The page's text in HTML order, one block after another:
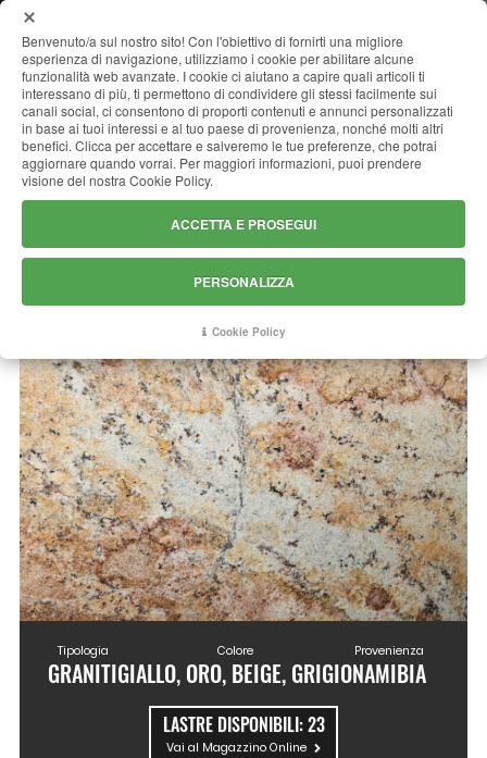
HARMONY GOLD
Tipologia
GRANITI
Colore
GIALLO, ORO, BEIGE, GRIGIO
Provenienza
NAMIBIA
LASTRE DISPONIBILI:23
Vai al Magazzino Online
Benvenuto/a sul nostro sito! Con l'obiettivo di fornirti una migliore
esperienza di navigazione, utilizziamo i cookie per abilitare alcune
funzionalità web avanzate. I cookie ci aiutano a capire quali articoli ti
interessano di più, ti permettono di condividere gli stessi facilmente sui
canali social, ci consentono di proporti contenuti e annunci personalizzati
in base ai tuoi interessi e al tuo paese di provenienza, nonché molti altri
benefici. Clicca per accettare e salveremo le tue preferenze, che potrai
aggiornare quando vorrai. Per maggiori informazioni, puoi prendere
visione del nostra Cookie Policy.
ACCETTA E PROSEGUI
PERSONALIZZA
Cookie Policy